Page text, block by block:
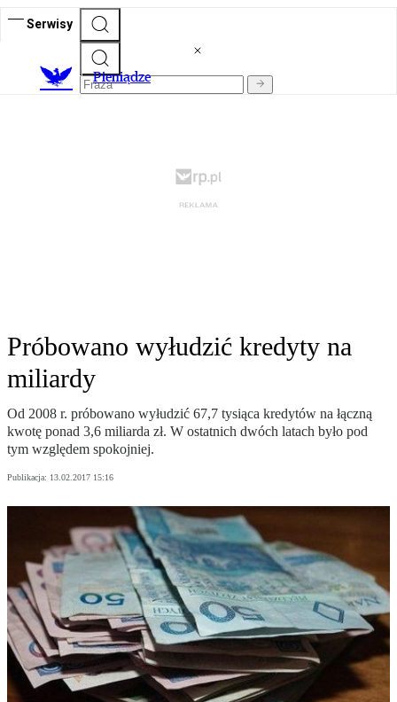
Serwisy
Pieniądze
Próbowano wyłudzić kredyty na
miliardy
Od 2008 r. próbowano wyłudzić 67,7 tysiąca kredytów na łączną
kwotę ponad 3,6 miliarda zł. W ostatnich dwóch latach było pod
tym względem spokojniej.
Publikacja: 13.02.2017 15:16